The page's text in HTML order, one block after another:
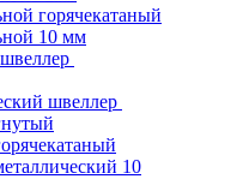
горячекатаный
10 мм
швеллер
10